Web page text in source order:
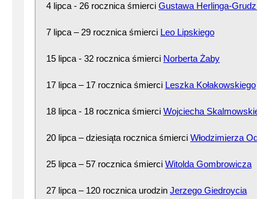
4 lipca - 26 rocznica śmierci Gustawa Herlinga-
7 lipca – 29 rocznica śmierci Leo Lipskiego
15 lipca - 32 rocznica śmierci Norberta Żaby
17 lipca – 17 rocznica śmierci Leszka Kołakowskiego
18 lipca - 18 rocznica śmierci Wojciecha Skalmowskiego
20 lipca – dziesiąta rocznica śmierci Włodzimierza
25 lipca – 57 rocznica śmierci Witolda Gombrowicza
27 lipca – 120 rocznica urodzin Jerzego Giedroycia